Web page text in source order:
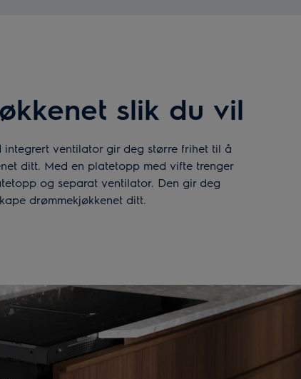
slik du vil
integrert ventilator gir deg større frihet til å
ditt. Med en platetopp med vifte trenger
og separat ventilator. Den gir deg
drømmekjøkkenet ditt.